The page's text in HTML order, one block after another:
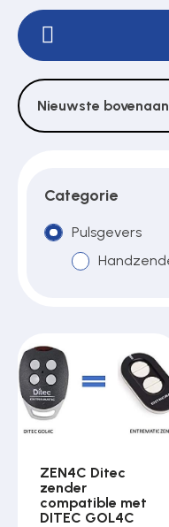
Pulsgevers
Sloten
Toegangsverlening
Over ons
Nieuwste bovenaan
Categorie
Pulsgevers
ZEN4C Ditec
zender
compatible met
DITEC GOL4C